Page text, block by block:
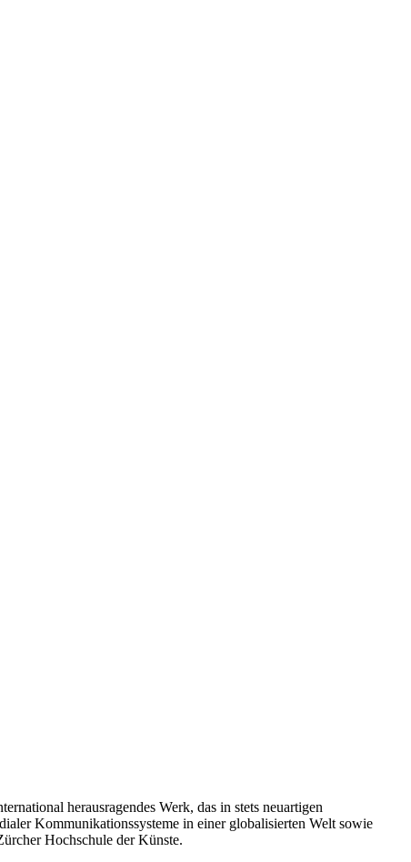
herausragendes Werk, das in stets neuartigen
Kommunikationssysteme in einer globalisierten Welt sowie
Hochschule der Künste.